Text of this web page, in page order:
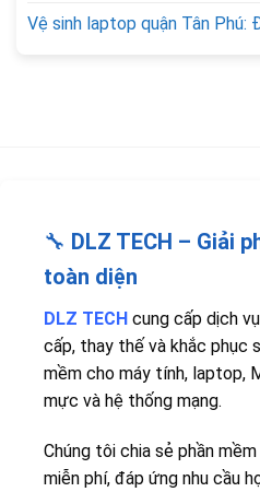
Vệ sinh laptop quận Tân Phú:
🔧 DLZ TECH – Giải
toàn diện
DLZ TECH cung cấp dịch
cấp, thay thế và khắc phục
mềm cho máy tính, laptop,
mực và hệ thống mạng.
Chúng tôi chia sẻ phần
miễn phí, đáp ứng nhu cầu